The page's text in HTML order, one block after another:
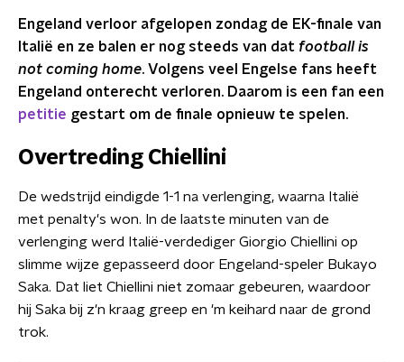
Engeland verloor afgelopen zondag de EK-finale van
Italië en ze balen er nog steeds van dat football is
not coming home. Volgens veel Engelse fans heeft
Engeland onterecht verloren. Daarom is een fan een
petitie gestart om de finale opnieuw te spelen.
Overtreding Chiellini
De wedstrijd eindigde 1-1 na verlenging, waarna Italië
met penalty's won. In de laatste minuten van de
verlenging werd Italië-verdediger Giorgio Chiellini op
slimme wijze gepasseerd door Engeland-speler Bukayo
Saka. Dat liet Chiellini niet zomaar gebeuren, waardoor
hij Saka bij z'n kraag greep en 'm keihard naar de grond
trok.